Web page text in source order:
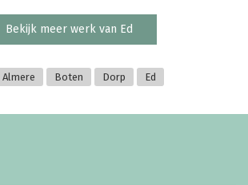
Bekijk meer werk van Ed
Boten Dorp Ed